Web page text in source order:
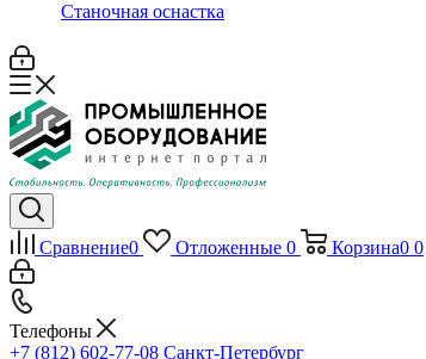
Станочная оснастка
Сравнение0 Отложенные 0 Корзина0 0
Телефоны
+7 (812) 602-77-08 Санкт-Петербург